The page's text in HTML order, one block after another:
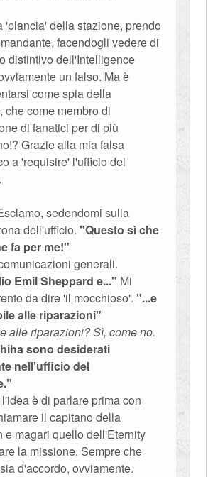
'plancia' della stazione, prendo
facendogli vedere di
distintivo dell'Intelligence
un falso. Ma è
come spia della
che come membro di
di fanatici per di più
Grazie alla mia falsa
a 'requisire' l'ufficio del
sedendomi sulla
dell'ufficio."Questo sì che
fa per me!"
generali.
Emil Sheppard e..." Mi
da dire 'il mocchioso'."...e
alle riparazioni"
alle riparazioni? Sì, come no.
sono desiderati
nell'ufficio del
è di parlare prima con
il capitano della
e magari quello dell'Eternity
la missione. Sempre che
d'accordo, ovviamente.